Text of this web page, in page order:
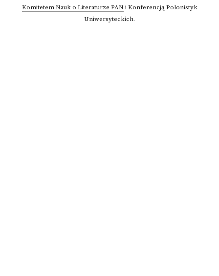
Komitetem Nauk o Literaturze PAN i Konferencją Polonistyk
Uniwersyteckich.